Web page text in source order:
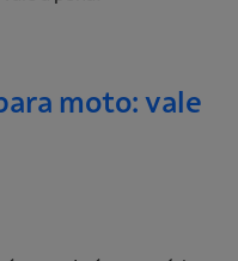
moto: vale